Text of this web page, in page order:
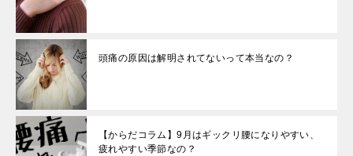
頭痛の原因は解明されてないって本当なの？
【からだコラム】9月はギックリ腰になりやすい、
疲れやすい季節なの？